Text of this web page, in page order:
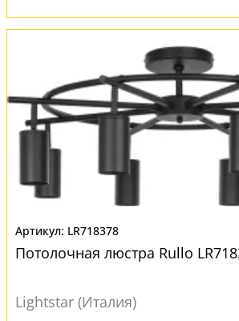
LR718378
Потолочная люстра Rullo
Lightstar (Италия)